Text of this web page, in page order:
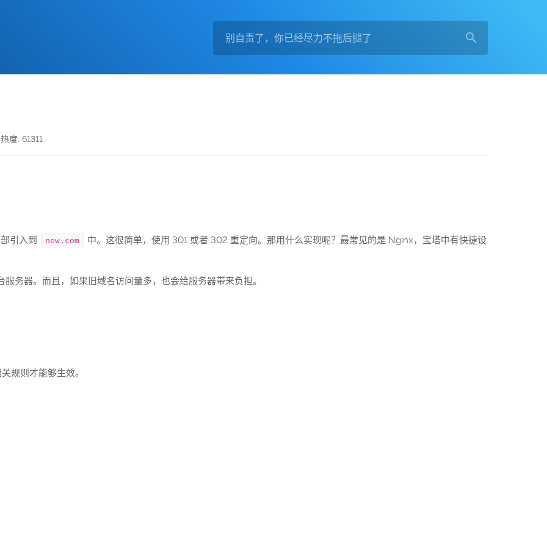
热度: 61311
引入到 new.com 中。这很简单，使用 301 或者 302 重定向。那用什么实现呢？最常见的是 Nginx，宝塔中有快捷设
务器。而且，如果旧域名访问量多，也会给服务器带来负担。
规则才能够生效。